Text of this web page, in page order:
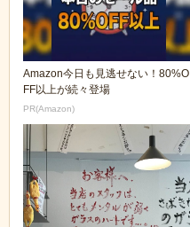
Amazon今日も見逃せない！80%O
FF以上が続々登場
PR(Amazon)